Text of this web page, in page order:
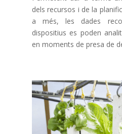
dels recursos i de la
a més, les dades
dispositius es poden
en moments de presa de